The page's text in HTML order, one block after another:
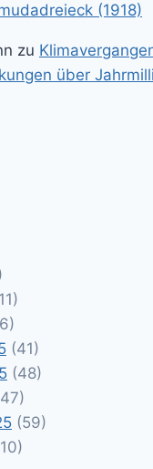
(1918)
zu
über
(41)
(48)
(59)